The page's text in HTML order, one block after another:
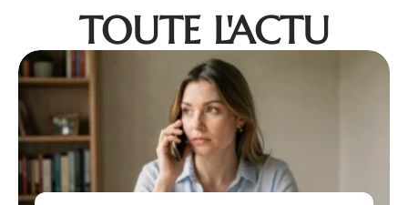
TOUTE L'ACTU